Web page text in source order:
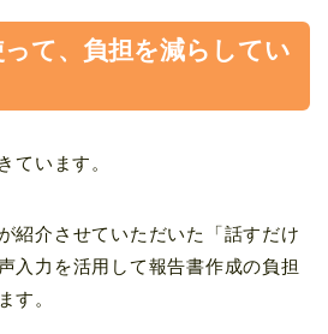
て、負担を減らしてい
ています。
紹介させていただいた「話すだけ
入力を活用して報告書作成の負担
す。